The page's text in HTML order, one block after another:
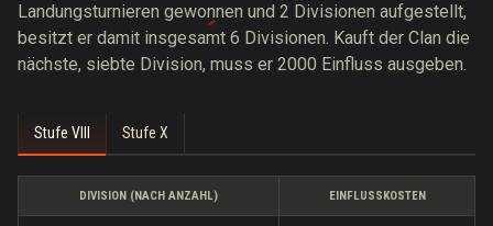
Landungsturnieren gewonnen und 2 Divisionen aufgestellt,
besitzt er damit insgesamt 6 Divisionen. Kauft der Clan die
nächste, siebte Division, muss er 2000 Einfluss ausgeben.
Stufe VIII Stufe X
DIVISION (NACH ANZAHL) EINFLUSSKOSTEN